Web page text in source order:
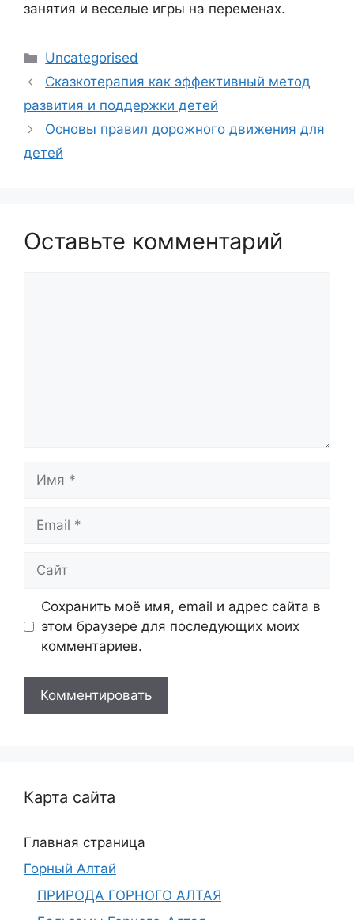
занятия и веселые игры на переменах.
Рубрики
Uncategorised
Сказкотерапия как эффективный метод
развития и поддержки детей
Основы правил дорожного движения для
детей
Оставьте комментарий
Имя
Email
Сайт
Сохранить моё имя, email и адрес сайта в
этом браузере для последующих моих
комментариев.
Карта сайта
Главная страница
Горный Алтай
ПРИРОДА ГОРНОГО АЛТАЯ